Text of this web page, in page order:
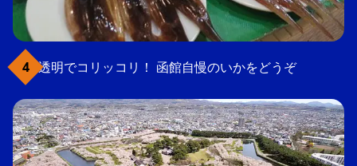
透明でコリッコリ！ 函館自慢のいかをどうぞ